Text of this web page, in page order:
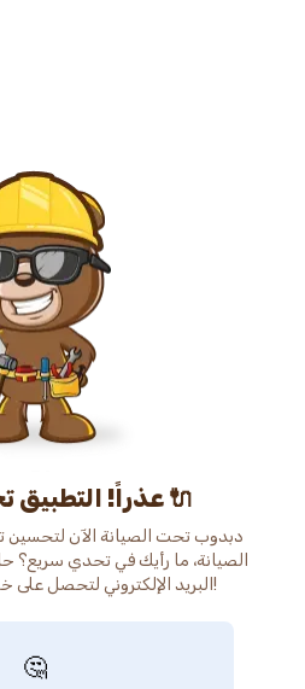
عذراً! التطبيق تحت الإصلاح 🔌
دبدوب تحت الصيانة الآن لتحسين
الصيانة، ما رأيك في تحدي سريع؟
البريد الإلكتروني لتحصل على خصم خاص من دبدوب!
🤔